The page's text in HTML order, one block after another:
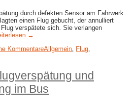
durch defekten Sensor am Fahrwerk
einen Flug gebucht, der annulliert
verspätete sich. Sie verlangen
→
KommentareAllgemein Flug
und
im Bus